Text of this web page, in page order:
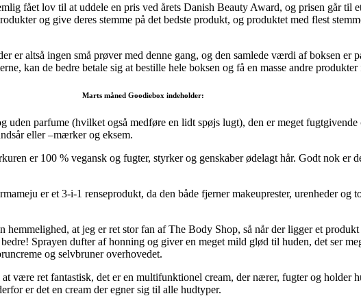
fået lov til at uddele en pris ved årets Danish Beauty Award, og prisen går til
og give deres stemme på det bedste produkt, og produktet med flest
er altså ingen små prøver med denne gang, og den samlede værdi af boksen er
kan de bedre betale sig at bestille hele boksen og få en masse andre
Marts måned Goodiebox indeholder:
uden parfume (hvilket også medføre en lidt spøjs lugt), den er meget
eller –mærker og eksem.
er 100 % vegansk og fugter, styrker og genskaber ødelagt hår. Godt nok er
er et 3-i-1 renseprodukt, da den både fjerner makeuprester, urenheder
hemmelighed, at jeg er ret stor fan af The Body Shop, så når der ligger et
Sprayen dufter af honning og giver en meget mild glød til huden, det ser
og selvbruner overhovedet.
være ret fantastisk, det er en multifunktionel cream, der nærer, fugter og holder
er det en cream der egner sig til alle hudtyper.